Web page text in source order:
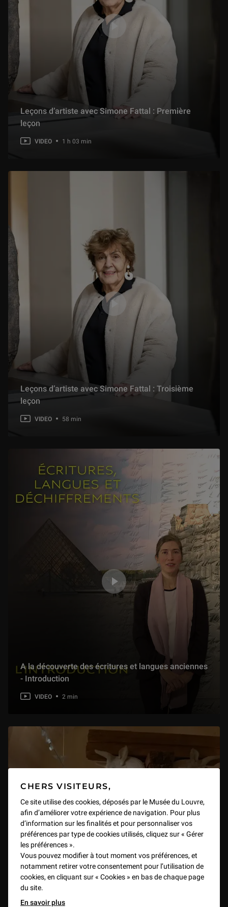
CHERS VISITEURS,
Ce site utilise des cookies, déposés par le Musée du Louvre,
afin d’améliorer votre expérience de navigation. Pour plus
d’information sur les finalités et pour personnaliser vos
préférences par type de cookies utilisés, cliquez sur « Gérer
les préférences ».
Vous pouvez modifier à tout moment vos préférences, et
notamment retirer votre consentement pour l’utilisation de
cookies, en cliquant sur « Cookies » en bas de chaque page
du site.
En savoir plus
Leçons d’artiste avec Simone Fattal : Première
leçon
VIDEO 1 h 03 min
Leçons d’artiste avec Simone Fattal : Troisième
leçon
VIDEO 58 min
A la découverte des écritures et langues anciennes
- Introduction
VIDEO 2 min